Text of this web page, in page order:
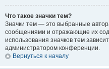
Что такое значки тем?
Значки тем — это выбранные
сообщениями и отражающие их
использования значков тем
администратором конференции.
Вернуться к началу